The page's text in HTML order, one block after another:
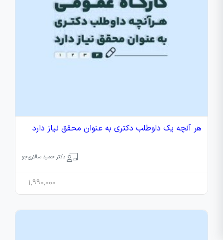
هر آنچه یک داوطلب دکتری به عنوان محقق نیاز دارد
دکتر حمید سالاری‌جو
1,990,000